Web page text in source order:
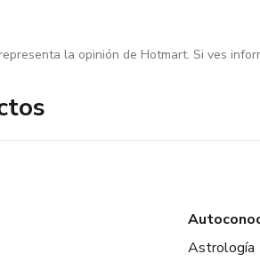
la opinión de Hotmart. Si ves
Astrología